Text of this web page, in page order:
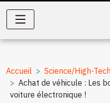
Accueil
Science/High-
Achat de véhicule : Les
voiture électronique !